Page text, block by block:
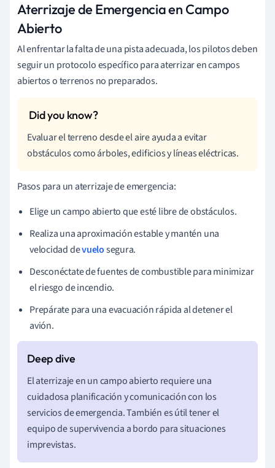
Aterrizaje de Emergencia en Campo
Abierto
Al enfrentar la falta de una pista adecuada, los pilotos deben
seguir un protocolo específico para aterrizar en campos
abiertos o terrenos no preparados.
Evaluar el terreno desde el aire ayuda a evitar
obstáculos como árboles, edificios y líneas eléctricas.
Pasos para un aterrizaje de emergencia:
Elige un campo abierto que esté libre de obstáculos.
Realiza una aproximación estable y mantén una
velocidad devuelosegura.
Desconéctate de fuentes de combustible para minimizar
el riesgo de incendio.
Prepárate para una evacuación rápida al detener el
avión.
El aterrizaje en un campo abierto requiere una
cuidadosa planificación y comunicación con los
servicios de emergencia. También es útil tener el
equipo de supervivencia a bordo para situaciones
imprevistas.